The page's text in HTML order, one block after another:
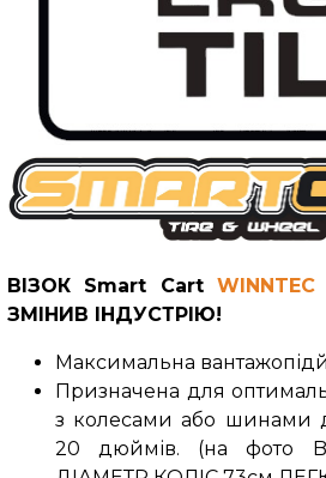
ВІЗОК Smart Cart
ЗМІНИВ ІНДУСТРІЮ!
Максимальна
Призначена для
з колесами або шинами
20 дюймів. (на фото